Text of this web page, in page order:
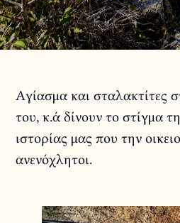
Αγίασμα και σταλακτίτες
του, κ.ά δίνουν το στίγμα
ιστορίας μας που την
ανενόχλητοι.